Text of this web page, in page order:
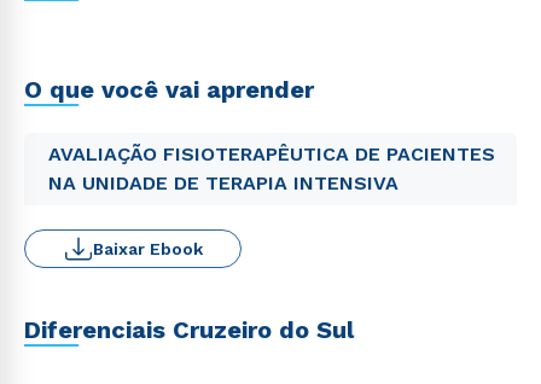
O que você vai aprender
AVALIAÇÃO FISIOTERAPÊUTICA DE PACIENTES
NA UNIDADE DE TERAPIA INTENSIVA
Baixar Ebook
Diferenciais Cruzeiro do Sul